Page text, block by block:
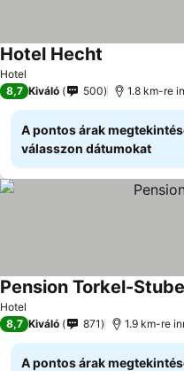
Hotel
Hotel Hecht
8,7 Kiváló 500 1.8 km-re
A pontos árak
válasszon dátumokat
Hotel
Pension Torkel-Stube
8,7 Kiváló 871 1.9 km-re
A pontos árak